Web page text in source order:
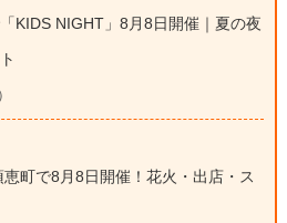
KIDS NIGHT」8月8日開催｜夏の夜
町で8月8日開催！花火・出店・ス